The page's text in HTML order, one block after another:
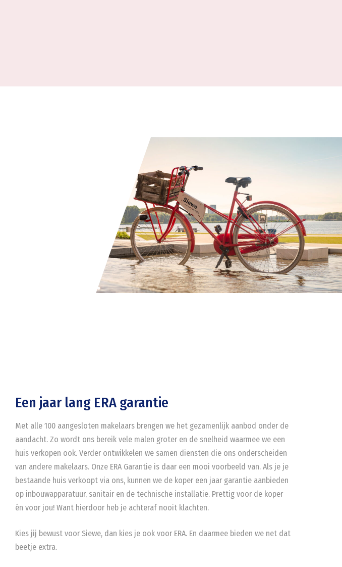
Een jaar lang ERA garantie
Met alle 100 aangesloten makelaars brengen we het gezamenlijk aanbod onder de
aandacht. Zo wordt ons bereik vele malen groter en de snelheid waarmee we een
huis verkopen ook. Verder ontwikkelen we samen diensten die ons onderscheiden
van andere makelaars. Onze ERA Garantie is daar een mooi voorbeeld van. Als je je
bestaande huis verkoopt via ons, kunnen we de koper een jaar garantie aanbieden
op inbouwapparatuur, sanitair en de technische installatie. Prettig voor de koper
én voor jou! Want hierdoor heb je achteraf nooit klachten.
Kies jij bewust voor Siewe, dan kies je ook voor ERA. En daarmee bieden we net dat
beetje extra.